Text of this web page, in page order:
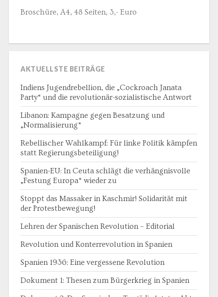
Broschüre, A4, 48 Seiten, 3,- Euro
AKTUELLSTE BEITRÄGE
Indiens Jugendrebellion, die „Cockroach Janata
Party“ und die revolutionär-sozialistische Antwort
Libanon: Kampagne gegen Besatzung und
„Normalisierung“
Rebellischer Wahlkampf: Für linke Politik kämpfen
statt Regierungsbeteiligung!
Spanien-EU: In Ceuta schlägt die verhängnisvolle
„Festung Europa“ wieder zu
Stoppt das Massaker in Kaschmir! Solidarität mit
der Protestbewegung!
Lehren der Spanischen Revolution – Editorial
Revolution und Konterrevolution in Spanien
Spanien 1936: Eine vergessene Revolution
Dokument 1: Thesen zum Bürgerkrieg in Spanien